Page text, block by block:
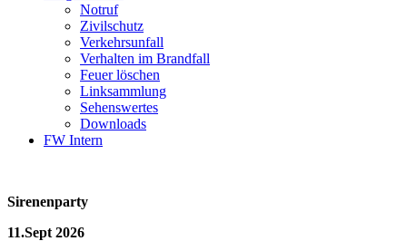
Notruf
Zivilschutz
Verkehrsunfall
Verhalten im Brandfall
Feuer löschen
Linksammlung
Sehenswertes
Downloads
FW Intern
Sirenenparty
11.Sept 2026